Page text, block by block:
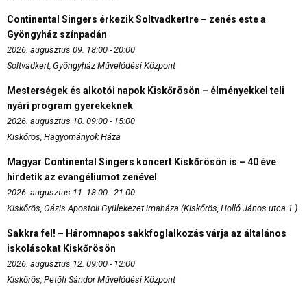
Continental Singers érkezik Soltvadkertre – zenés este a
Gyöngyház színpadán
2026. augusztus 09. 18:00 - 20:00
Soltvadkert, Gyöngyház Művelődési Központ
Mesterségek és alkotói napok Kiskőrösön – élményekkel teli
nyári program gyerekeknek
2026. augusztus 10. 09:00 - 15:00
Kiskőrös, Hagyományok Háza
Magyar Continental Singers koncert Kiskőrösön is – 40 éve
hirdetik az evangéliumot zenével
2026. augusztus 11. 18:00 - 21:00
Kiskőrös, Oázis Apostoli Gyülekezet imaháza (Kiskőrös, Holló János utca 1.)
Sakkra fel! – Háromnapos sakkfoglalkozás várja az általános
iskolásokat Kiskőrösön
2026. augusztus 12. 09:00 - 12:00
Kiskőrös, Petőfi Sándor Művelődési Központ